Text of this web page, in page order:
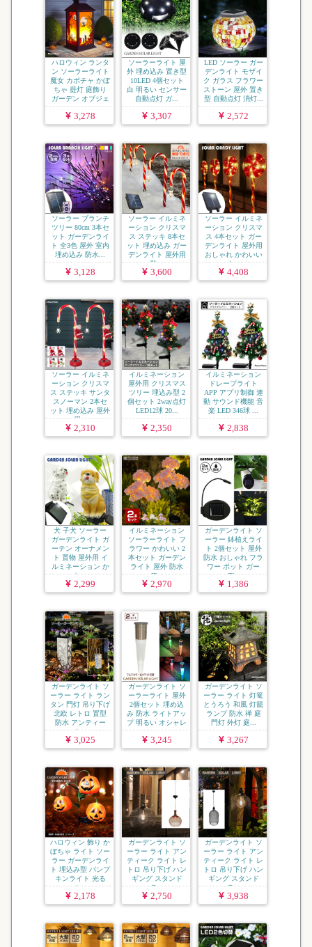
ハロウィン ランタ
ン ソーラーライト
魔女 カボチャ かぼ
ちゃ 提灯 庭飾り
ガーデン オブジェ
...
3,278
ソーラーライト 屋
外 埋め込み 置き型
10LED 4個セット
白 明るい センサー
自動点灯 ガ...
3,307
LED ソーラー ガー
デンライト モザイ
ク ガラス フラワー
ストーン 屋外 置き
型 自動点灯 消灯...
2,572
ソーラー ブランチ
ツリー 80cm 3本セ
ット ガーデンライ
ト 全3色 屋外 室内
埋め込み 防水...
3,128
ソーラー イルミネ
ーション クリスマ
ス ステッキ 8本セ
ット 埋め込み ガー
デンライト 屋外用
防...
3,600
ソーラー イルミネ
ーション クリスマ
ス 4本セット ガー
デンライト 屋外用
おしゃれ かわいい
キ...
4,408
ソーラー イルミネ
ーション クリスマ
ス ステッキ サンタ
スノーマン 2本セ
ット 埋め込み 屋外
用...
2,310
イルミネーション
屋外用 クリスマス
ツリー 埋込み型 2
個セット 2way点灯
LED12球 20...
2,350
イルミネーション
ドレープライト
APP アプリ制御 連
動 サウンド機能 音
楽 LED 346球 ...
2,838
犬 子犬 ソーラー
ガーデンライト ガ
ーテン オーナメン
ト 置物 屋外用 イ
ルミネーション か
わ...
2,299
イルミネーション
ソーラーライト フ
ラワー かわいい 2
本セット ガーデン
ライト 屋外 防水
IP...
2,970
ガーデンライト ソ
ーラー 鉢植えライ
ト 2個セット 屋外
防水 おしゃれ フラ
ワー ポット ガー
デ...
1,386
ガーデンライト ソ
ーラー ライト ラン
タン 門灯 吊り下げ
北欧 レトロ 置型
防水 アンティー
ク...
3,025
ガーデンライト ソ
ーラーライト 屋外
2個セット 埋め込
み 防水 ライトアッ
プ 明るい オシャレ
...
3,245
ガーデンライト ソ
ーラー ライト 灯篭
とうろう 和風 灯籠
ランプ 防水 禅 庭
門灯 外灯 庭...
3,267
ハロウィン 飾り か
ぼちゃ ライト ソー
ラー ガーデンライ
ト 埋込み型 パンプ
キンライト 光る
カ...
2,178
ガーデンライト ソ
ーラー ライト アン
ティーク ライト レ
トロ 吊り下げ ハン
ギング スタンド
ラ...
2,750
ガーデンライト ソ
ーラー ライト アン
ティーク ライト レ
トロ 吊り下げ ハン
ギング スタンド
ラ...
3,938